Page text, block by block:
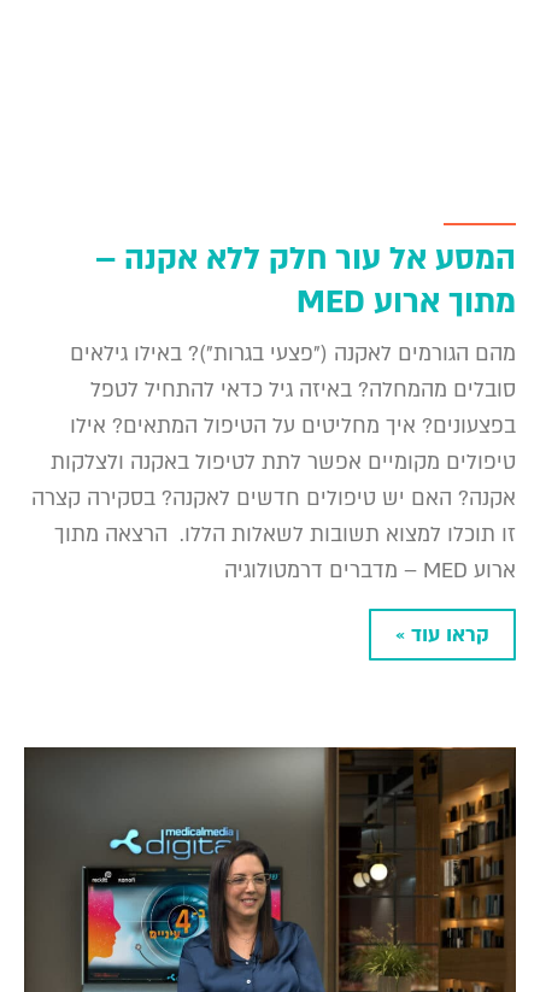
המסע אל עור חלק ללא אקנה –
מתוך ארוע MED
מהם הגורמים לאקנה ("פצעי בגרות")? באילו גילאים
סובלים מהמחלה? באיזה גיל כדאי להתחיל לטפל
בפצעונים? איך מחליטים על הטיפול המתאים? אילו
טיפולים מקומיים אפשר לתת לטיפול באקנה ולצלקות
אקנה? האם יש טיפולים חדשים לאקנה? בסקירה קצרה
זו תוכלו למצוא תשובות לשאלות הללו. הרצאה מתוך
ארוע MED – מדברים דרמטולוגיה
קראו עוד »